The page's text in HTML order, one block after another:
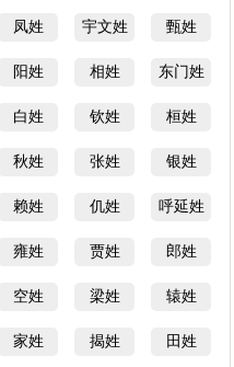
凤姓 宇文姓 甄姓
阳姓 相姓 东门姓
白姓 钦姓 桓姓
秋姓 张姓 银姓
赖姓 仉姓 呼延姓
雍姓 贾姓 郎姓
空姓 梁姓 辕姓
家姓 揭姓 田姓